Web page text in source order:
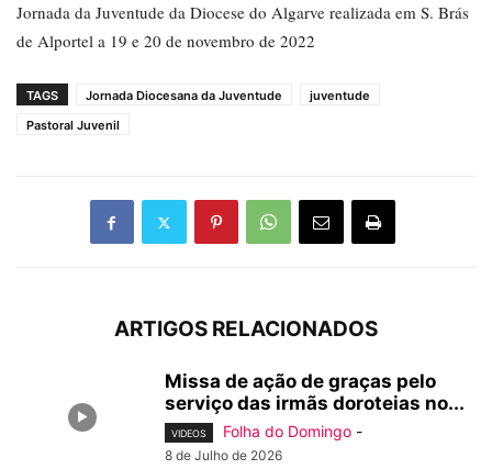
Jornada da Juventude da Diocese do Algarve realizada em S. Brás
de Alportel a 19 e 20 de novembro de 2022
TAGS Jornada Diocesana da Juventude
juventude
Pastoral Juvenil
ARTIGOS RELACIONADOS
Missa de ação de graças pelo
serviço das irmãs doroteias no...
VIDEOS Folha do Domingo -
8 de Julho de 2026